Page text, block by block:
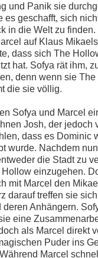
und Panik sie
es geschafft, sich
in die Welt zu
auf Klaus
dass sich The
hat. Sofya rät ihm,
denn wenn sie The
die sie völlig.
Sofya und Marcel
Josh, der jedoch
dass es Dominic
wurde. Nachdem
die Stadt zu
einzugehen.
mit Marcel den
darauf treffen sie
Anhängern.
eine
als Marcel direkt
Puder ins
Marcel